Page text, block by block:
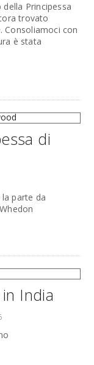
Principessa
trovato
Consoliamoci con
è stata
di
parte da
India